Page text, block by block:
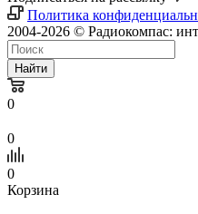
Политика
2004-2026 © Радиокомпас:
Найти
0
0
0
Корзина